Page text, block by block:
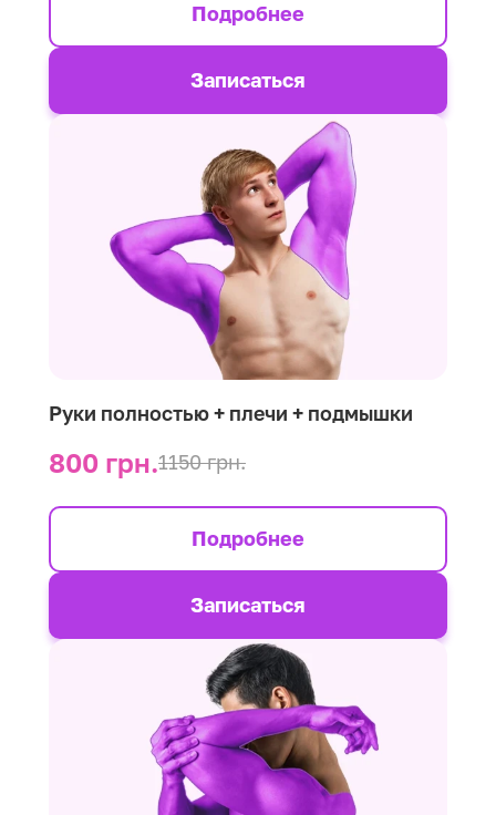
Подробнее
Записаться
Руки полностью + плечи + подмышки
800 грн.1150 грн.
Подробнее
Записаться